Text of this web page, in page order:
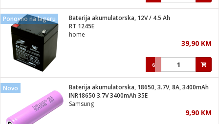
Ponovno na lageru
Baterija akumulatorska, 12V / 4.5 Ah
RT 1245E
home
39,90 KM
6
Novo
Baterija akumulatorska, 18650, 3.7V, 8A, 3400mAh
INR18650 3.7V 3400mAh 35E
Samsung
9,90 KM